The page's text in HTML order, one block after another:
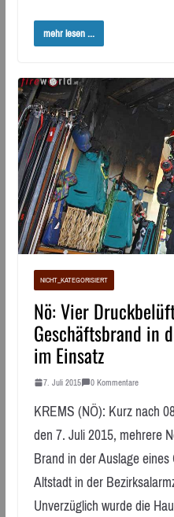
mehr lesen ...
NICHT_KATEGORISIERT
Nö: Vier
Geschäftsbrand in
im Einsatz
7. Juli 2015 0 Kommentare
KREMS (NÖ): Kurz nach
den 7. Juli 2015, mehrere
Brand in der Auslage
Altstadt in der
Unverzüglich wurde die